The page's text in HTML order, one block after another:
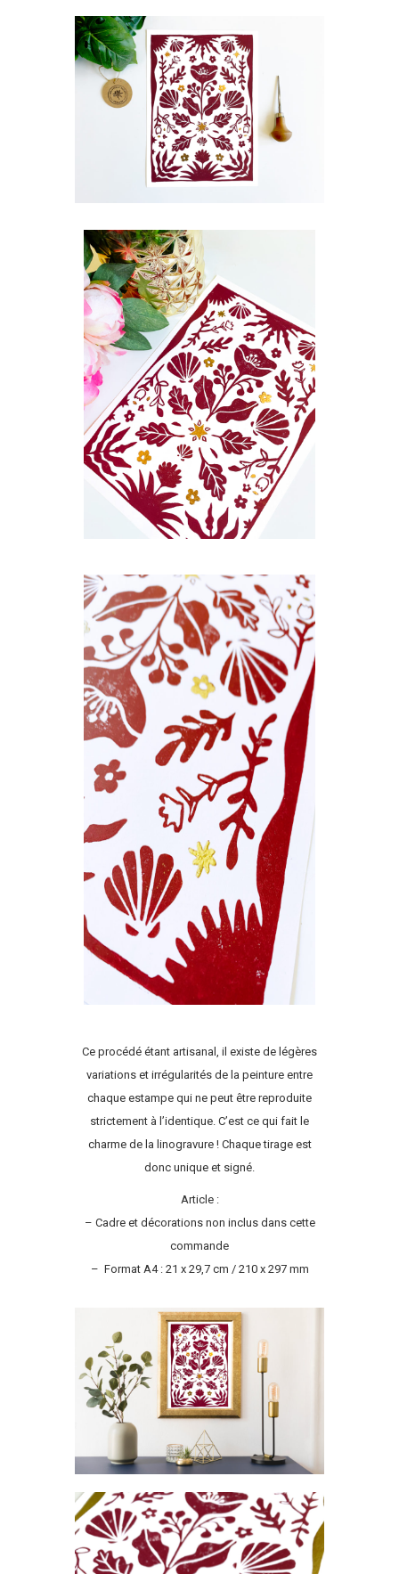
Ce procédé étant artisanal, il existe de légères
variations et irrégularités de la peinture entre
chaque estampe qui ne peut être reproduite
strictement à l’identique. C’est ce qui fait le
charme de la linogravure ! Chaque tirage est
donc unique et signé.
Article :
– Cadre et décorations non inclus dans cette
commande
– Format A4 : 21 x 29,7 cm / 210 x 297 mm